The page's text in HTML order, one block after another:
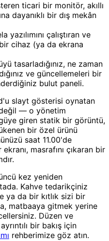
ticari bir monitör, akıllı
dayanıklı bir dış mekân
yazılımını çalıştıran ve
cihaz (ya da ekrana
tasarladığınız, ne zaman
ve güncellemeleri bir
bulut paneli.
slayt gösterisi oynatan
— o yönetim
giren statik bir görüntü,
bir özel ürünü
saat 11.00'de
masrafını çıkaran bir
kez yeniden
Kahve tedarikçiniz
ya da bir kıtlık sizi bir
matbaaya gitmek yerine
Düzen ve
bir bakış için
rehberimize göz atın.